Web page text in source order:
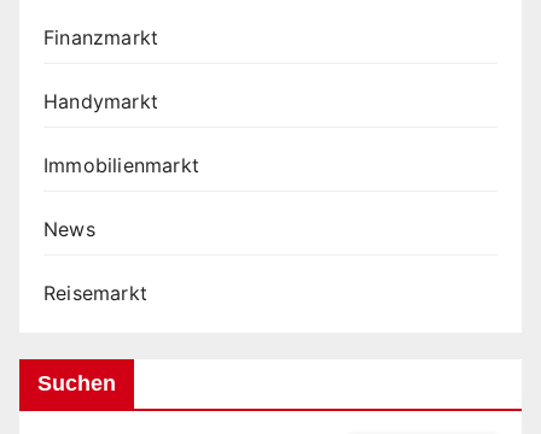
Finanzmarkt
Handymarkt
Immobilienmarkt
News
Reisemarkt
Suchen